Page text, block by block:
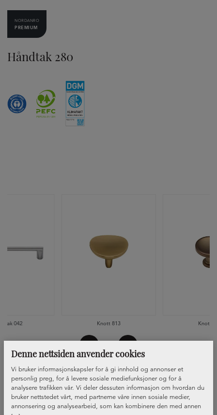
Denne nettsiden anvender cookies
Vi bruker informasjonskapsler for å gi innhold og annonser et
personlig preg, for å levere sosiale mediefunksjoner og for å
analysere trafikken vår. Vi deler dessuten informasjon om hvordan du
bruker nettstedet vårt, med partnerne våre innen sosiale medier,
annonsering og analysearbeid, som kan kombinere den med annen
Håndtak 280
NORDANRO
PREMIUM
042 Knott 813 Knott